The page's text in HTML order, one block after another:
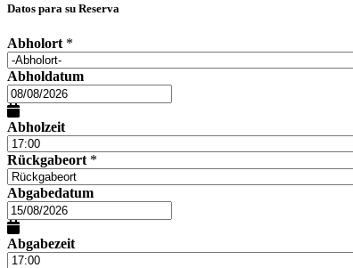
Datos para su Reserva
Abholort *
Abholdatum
Abholzeit
Rückgabeort *
Abgabedatum
Abgabezeit